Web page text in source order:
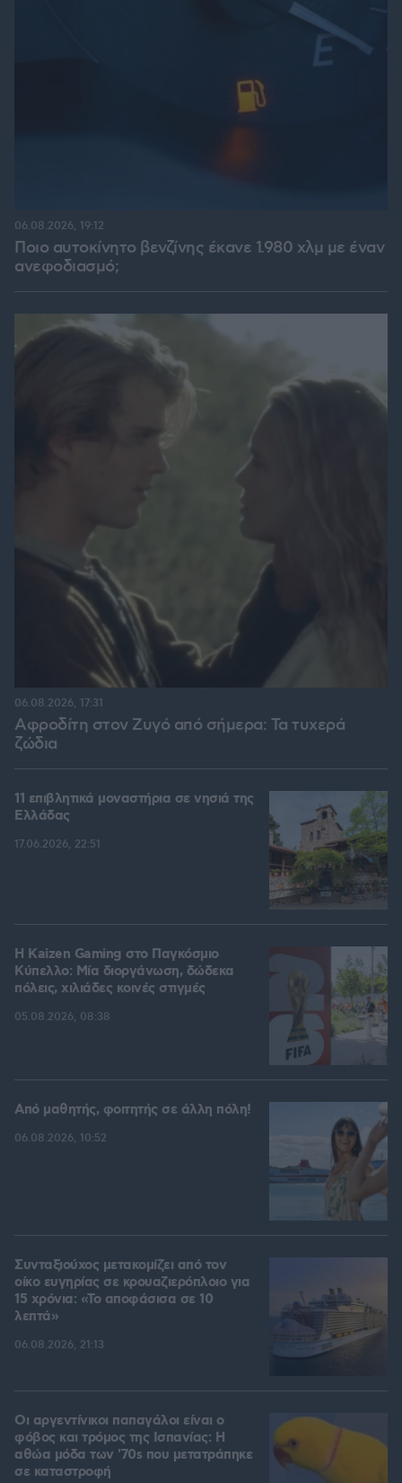
Ποιο αυτοκίνητο βενζίνης έκανε 1.980 χλμ με έναν
ανεφοδιασμό;
06.08.2026, 19:12
Αφροδίτη στον Ζυγό από σήμερα: Τα τυχερά
ζώδια
06.08.2026, 17:31
11 επιβλητικά μοναστήρια σε νησιά της
Ελλάδας
17.06.2026, 22:51
H Kaizen Gaming στο Παγκόσμιο
Kύπελλο: Μία διοργάνωση, δώδεκα
πόλεις, χιλιάδες κοινές στιγμές
05.08.2026, 08:38
Από μαθητής, φοιτητής σε άλλη πόλη!
06.08.2026, 10:52
Συνταξιούχος μετακομίζει από τον
οίκο ευγηρίας σε κρουαζιερόπλοιο για
15 χρόνια: «Το αποφάσισα σε 10
λεπτά»
06.08.2026, 21:13
Οι αργεντίνικοι παπαγάλοι είναι ο
φόβος και τρόμος της Ισπανίας: Η
αθώα μόδα των '70s που μετατράπηκε
σε καταστροφή